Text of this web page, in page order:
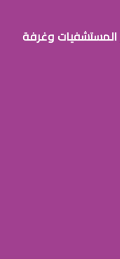
المستشفيات وغرفة